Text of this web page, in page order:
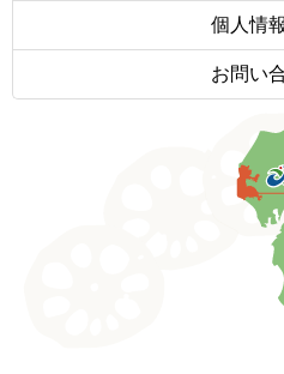
個人情
お問い